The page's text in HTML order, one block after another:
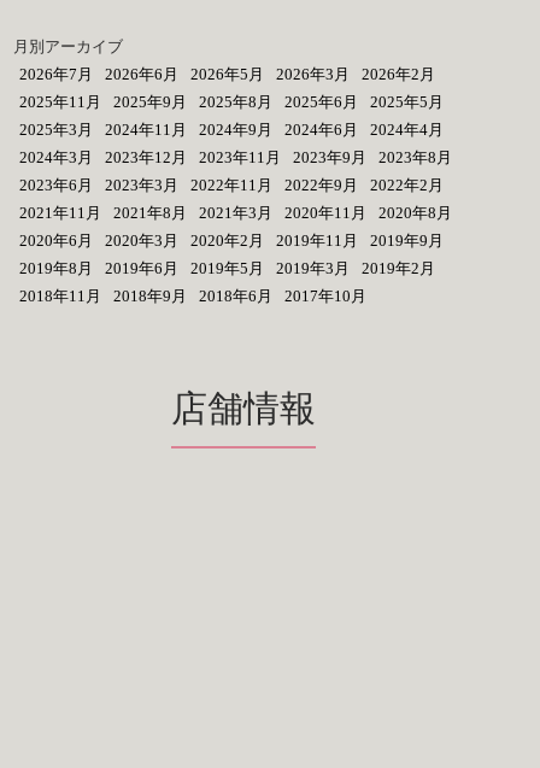
月別アーカイブ
2026年7月
2026年6月 2026年5月 2026年3月
2026年2月
2025年11月
2025年9月 2025年8月 2025年6月
2025年5月
2025年3月
2024年11月 2024年9月 2024年6月
2024年4月
2024年3月
2023年12月 2023年11月 2023年9月
2023年8月
2023年6月
2023年3月 2022年11月 2022年9月
2022年2月
2021年11月
2021年8月 2021年3月 2020年11月
2020年8月
2020年6月
2020年3月 2020年2月 2019年11月
2019年9月
2019年8月
2019年6月 2019年5月 2019年3月
2019年2月
2018年11月
2018年9月 2018年6月 2017年10月
店舗情報